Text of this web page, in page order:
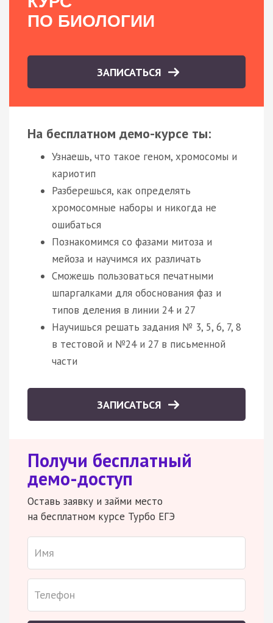
ПО БИОЛОГИИ
ЗАПИСАТЬСЯ
На бесплатном демо-курсе ты:
Узнаешь, что такое геном, хромосомы и
кариотип
Разберешься, как определять
хромосомные наборы и никогда не
ошибаться
Познакомимся со фазами митоза и
мейоза и научимся их различать
Сможешь пользоваться печатными
шпаргалками для обоснования фаз и
типов деления в линии 24 и 27
Научишься решать задания № 3, 5, 6, 7, 8
в тестовой и №24 и 27 в письменной
части
ЗАПИСАТЬСЯ
Получи бесплатный
демо-доступ
Оставь заявку и займи место
на бесплатном курсе Турбо ЕГЭ